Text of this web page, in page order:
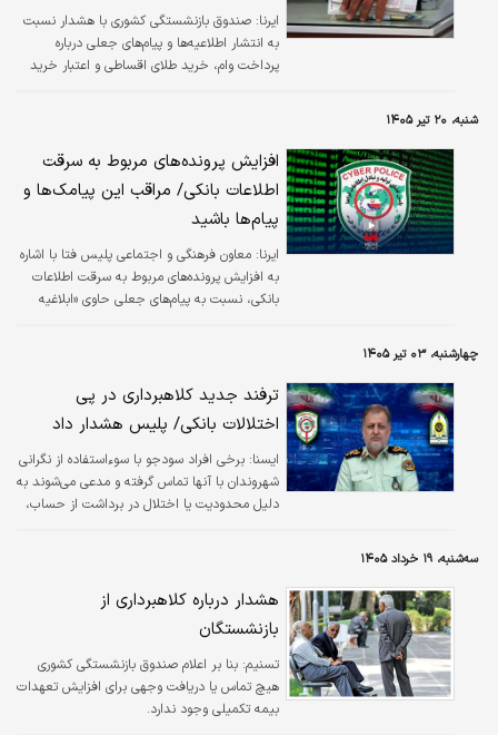
ایرنا: صندوق بازنشستگی کشوری با هشدار نسبت
به انتشار اطلاعیه‌ها و پیام‌های جعلی درباره
پرداخت وام، خرید طلای اقساطی و اعتبار خرید
شنبه، ۲۰ تیر ۱۴۰۵
افزایش پرونده‌های مربوط به سرقت
اطلاعات بانکی/ مراقب این پیامک‌ها و
پیام‌ها باشید
ایرنا: معاون فرهنگی و اجتماعی پلیس فتا با اشاره
به افزایش پرونده‌های مربوط به سرقت اطلاعات
بانکی، نسبت به پیام‌های جعلی حاوی «ابلاغیه
چهارشنبه، ۰۳ تیر ۱۴۰۵
ترفند جدید کلاهبرداری در پی
اختلالات بانکی/ پلیس هشدار داد
ايسنا: برخی افراد سودجو با سوءاستفاده از نگرانی
شهروندان با آنها تماس گرفته و مدعی می‌شوند به
دلیل محدودیت یا اختلال در برداشت از حساب،
سه‌شنبه، ۱۹ خرداد ۱۴۰۵
هشدار درباره کلاهبرداری از
بازنشستگان
تسنیم: بنا بر اعلام صندوق بازنشستگی کشوری
هیچ تماس یا دریافت وجهی برای افزایش تعهدات
بیمه تکمیلی وجود ندارد.